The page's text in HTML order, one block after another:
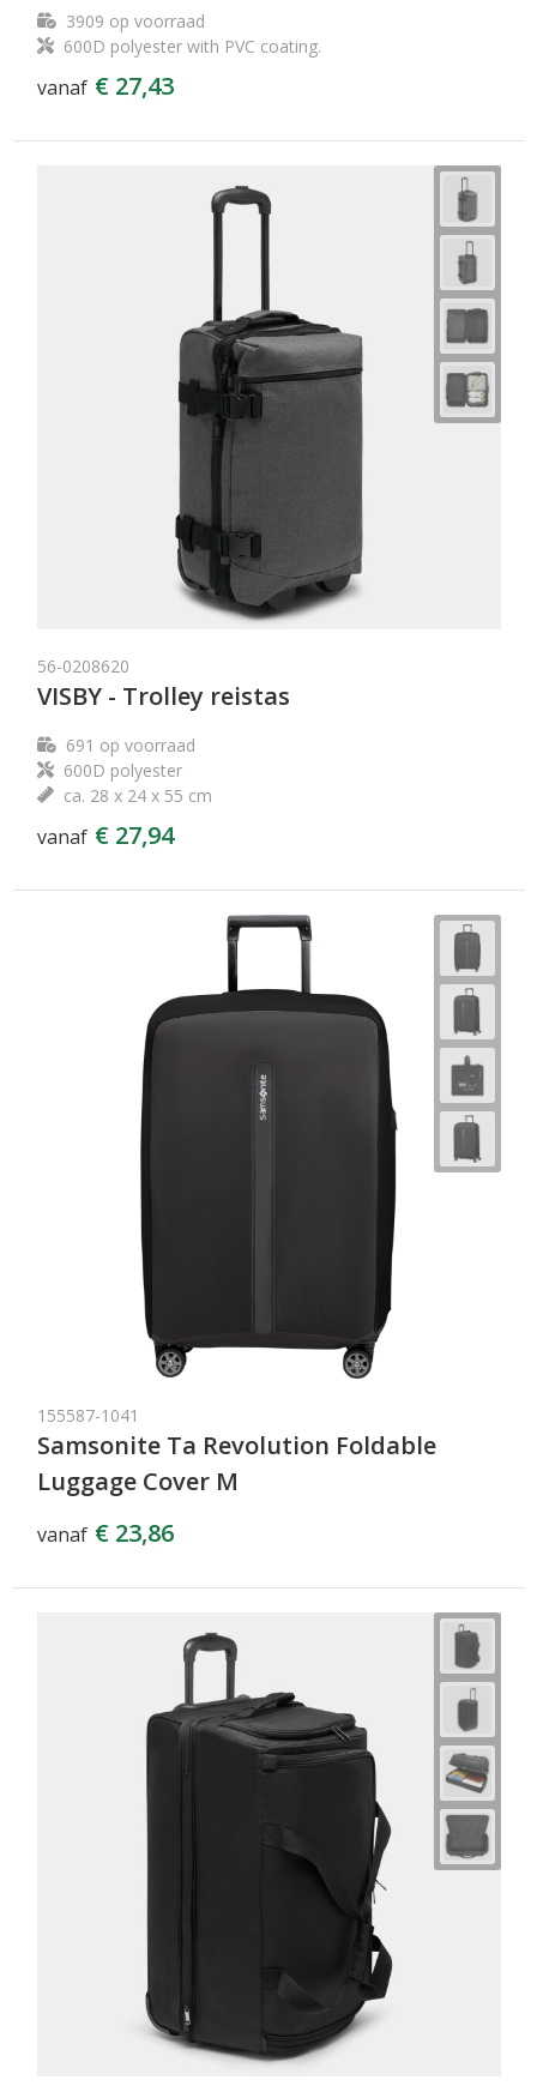
3909 op voorraad
600D polyester with PVC coating.
vanaf € 27,43
56-0208620
VISBY - Trolley reistas
691 op voorraad
600D polyester
ca. 28 x 24 x 55 cm
vanaf € 27,94
155587-1041
Samsonite Ta Revolution Foldable
Luggage Cover M
vanaf € 23,86